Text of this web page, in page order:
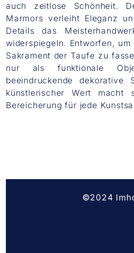
auch zeitlose Schönheit.
Marmors verleiht Eleganz
Details das
widerspiegeln. Entworfen,
Sakrament der Taufe zu
nur als funktionale
beeindruckende
künstlerischer Wert macht
Bereicherung für jede
©2024